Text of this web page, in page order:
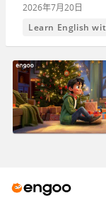
2026年7月20日
Learn English